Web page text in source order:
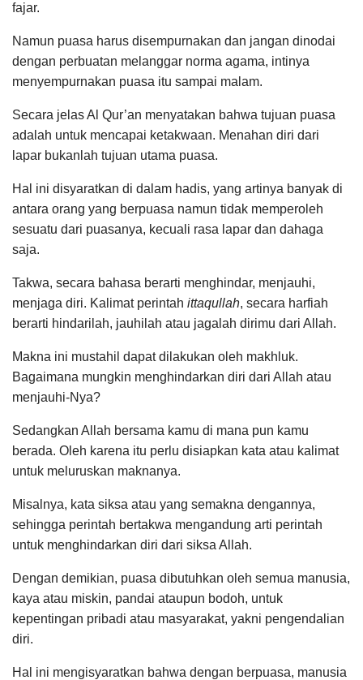
fajar.
Namun puasa harus disempurnakan dan jangan dinodai
dengan perbuatan melanggar norma agama, intinya
menyempurnakan puasa itu sampai malam.
Secara jelas Al Qur’an menyatakan bahwa tujuan puasa
adalah untuk mencapai ketakwaan. Menahan diri dari
lapar bukanlah tujuan utama puasa.
Hal ini disyaratkan di dalam hadis, yang artinya banyak di
antara orang yang berpuasa namun tidak memperoleh
sesuatu dari puasanya, kecuali rasa lapar dan dahaga
saja.
Takwa, secara bahasa berarti menghindar, menjauhi,
menjaga diri. Kalimat perintah ittaqullah, secara harfiah
berarti hindarilah, jauhilah atau jagalah dirimu dari Allah.
Makna ini mustahil dapat dilakukan oleh makhluk.
Bagaimana mungkin menghindarkan diri dari Allah atau
menjauhi-Nya?
Sedangkan Allah bersama kamu di mana pun kamu
berada. Oleh karena itu perlu disiapkan kata atau kalimat
untuk meluruskan maknanya.
Misalnya, kata siksa atau yang semakna dengannya,
sehingga perintah bertakwa mengandung arti perintah
untuk menghindarkan diri dari siksa Allah.
Dengan demikian, puasa dibutuhkan oleh semua manusia,
kaya atau miskin, pandai ataupun bodoh, untuk
kepentingan pribadi atau masyarakat, yakni pengendalian
diri.
Hal ini mengisyaratkan bahwa dengan berpuasa, manusia